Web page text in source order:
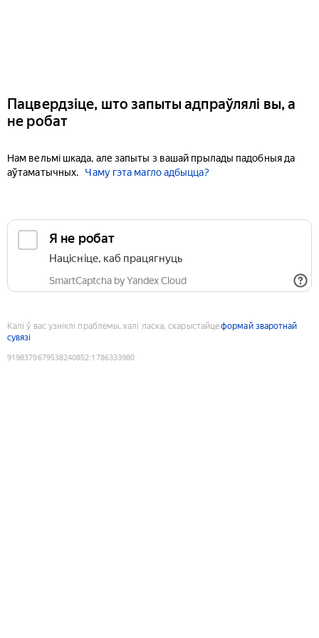
Пацвердзіце, што запыты адпраўлялі вы, а
не робат
Нам вельмі шкада, але запыты з вашай прылады падобныя да
аўтаматычных.
Чаму гэта магло адбыцца?
Я не робат
Націсніце, каб працягнуць
SmartCaptcha by Yandex Cloud
Калі ў вас узніклі праблемы, калі ласка, скарыстайцеформай зваротнай
сувязі
9198379679538240852:1786333980